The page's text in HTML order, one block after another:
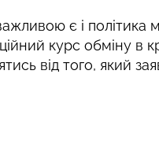
є і політика
курс обміну в
від того, який